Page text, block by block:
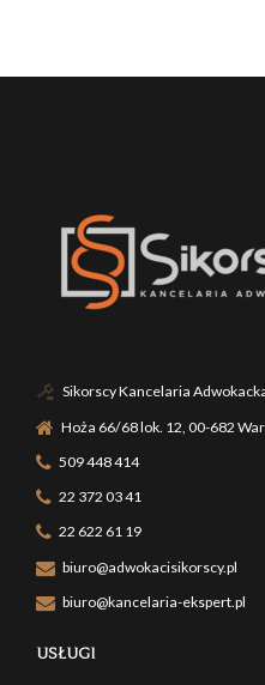
Sikorscy Kancelaria
Hoża 66/68 lok. 12, 00-682
509 448 414
22 372 03 41
22 622 61 19
biuro@adwokacisikorscy.pl
biuro@kancelaria-ekspert.pl
USŁUGI